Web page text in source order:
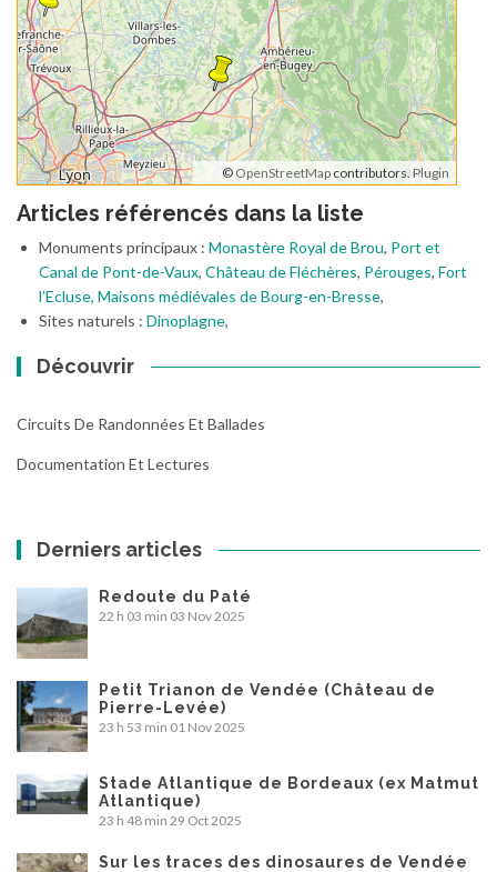
© OpenStreetMap contributors.Plugin
Articles référencés dans la liste
Monuments principaux : Monastère Royal de Brou, Port et
Canal de Pont-de-Vaux, Château de Fléchères, Pérouges, Fort
l’Ecluse, Maisons médiévales de Bourg-en-Bresse,
Sites naturels : Dinoplagne,
Découvrir
Circuits De Randonnées Et Ballades
Documentation Et Lectures
Derniers articles
Redoute du Paté
22 h 03 min 03 Nov 2025
Petit Trianon de Vendée (Château de
Pierre-Levée)
23 h 53 min 01 Nov 2025
Stade Atlantique de Bordeaux (ex Matmut
Atlantique)
23 h 48 min 29 Oct 2025
Sur les traces des dinosaures de Vendée